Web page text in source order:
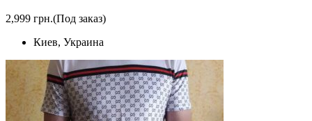
2,999 грн.(Под заказ)
Киев, Украина